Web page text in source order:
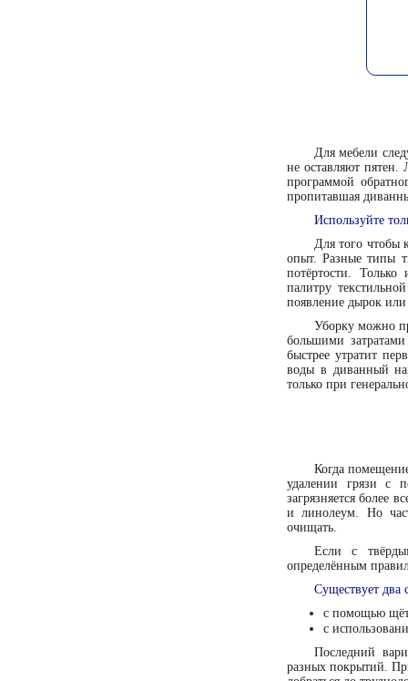
Для мебели
не оставляют
программой
пропитавшая
Используйте
Для того чтобы
опыт. Разные типы
потёртости. Только
палитру
появление дырок
Уборку можно
большими
быстрее утратит
воды в диванный
только при
Когда
удалении грязи с
загрязняется более
и линолеум. Но
очищать.
Если с
определённым
Существует два
с помощью
с
Последний
разных покрытий.